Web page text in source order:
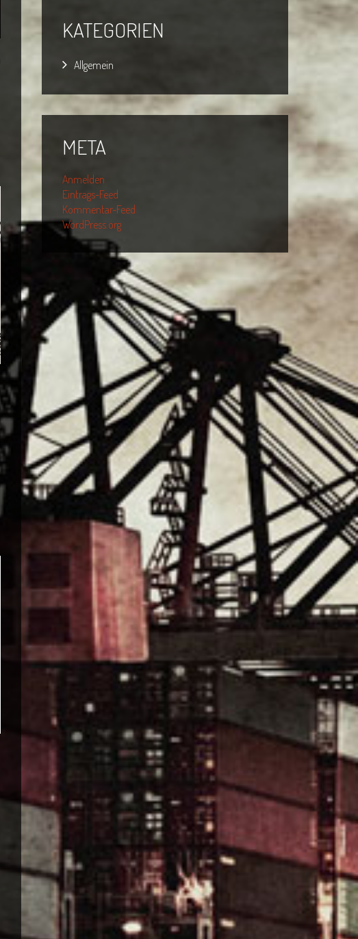
KATEGORIEN
Allgemein
META
Anmelden
Eintrags-Feed
Kommentar-Feed
WordPress.org